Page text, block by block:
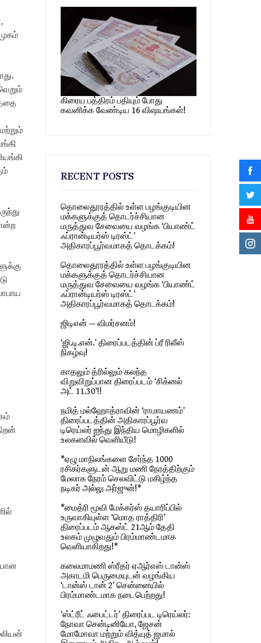
கிரைய பத்திரம் பதியும் போது
கவனிக்க வேண்டிய 16 விஷயங்கள்!
RECENT POSTS
தொலைதூரத்தில் உள்ள பழங்குடியின
மக்களுக்குத் தொடர்ச்சியான
மருத்துவ சேவையை வழங்க ‘பியாண்ட்
ஃப்ரான்டியர்ஸ் டிரஸ்ட்’
அதிகாரப்பூர்வமாகத் தொடக்கம்!
தொலைதூரத்தில் உள்ள பழங்குடியின
மக்களுக்குத் தொடர்ச்சியான
மருத்துவ சேவையை வழங்க ‘பியாண்ட்
ஃப்ரான்டியர்ஸ் டிரஸ்ட்’
அதிகாரப்பூர்வமாகத் தொடக்கம்!
ஜிடிஎன் — விமர்சனம்!
‘ஜி.டி.என்.’ திரைப்படத்தின் ப்ரீ ரிலீஸ்
நிகழ்வு!
காதலும் த்ரில்லும் கலந்த
விறுவிறுப்பான திரைப்படம் ‘சிக்னல்
அட் 11.30’!!
நமித் மல்ஹோத்ராவின் ‘ராமாயணம்’
திரைப்படத்தின் அதிகாரப்பூர்வ
டிரெய்லர் ஐந்து இந்திய மொழிகளில்
உலகளவில் வெளியீடு!
*ஏழு மாநிலங்களை சேர்ந்த 1000
ரசிகர்களுடன் ஆறு மணி நேரத்திற்கும்
மேலாக நேரம் செலவிட்டு மகிழ்ந்த
நடிகர் அல்லு அர்ஜுன்!*
*மைத்ரி மூவி மேக்கர்ஸ் தயாரிப்பில்
உருவாகியுள்ள ‘மொத ராத்திரி’
திரைப்படம் ஆகஸ்ட் 21ஆம் தேதி
உலகம் முழுவதும் பிரம்மாண்டமாக
வெளியாகிறது!*
கலைமாமணி ஸ்ரீதர் ஏஆர்எஸ் டான்ஸ்
அகாடமி பெருமையுடன் வழங்கிய
‘டான்ஸ் டான் 2’ சென்னையில்
பிரம்மாண்டமாக நடைபெற்றது!
‘ஸ்ட்ரீட் ஃபைட்டர்’ திரைப்பட டிரெய்லர்:
நோவா சென்டினியோ, ஜேசன்
மோமோவா மற்றும் வித்யுத் ஜமால்